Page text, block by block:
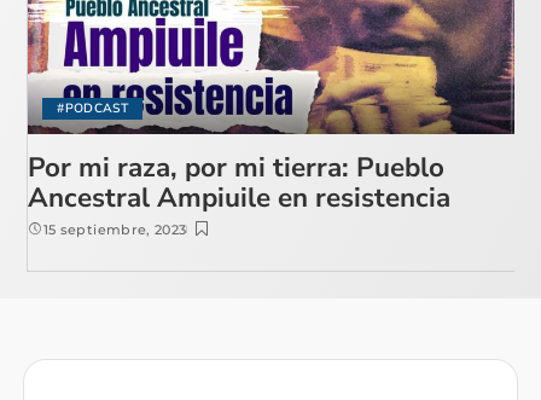
#PODCAST
Por mi raza, por mi tierra: Pueblo
Ancestral Ampiuile en resistencia
15 septiembre, 2023